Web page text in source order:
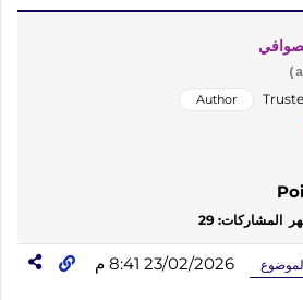
Author
المشاركات: 29
23/02/2026 8:41 م